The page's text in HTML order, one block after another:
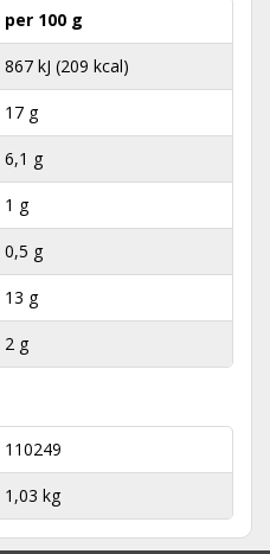
per 100 g
867 kJ (209 kcal)
17 g
6,1 g
1 g
0,5 g
13 g
2 g
110249
1,03 kg